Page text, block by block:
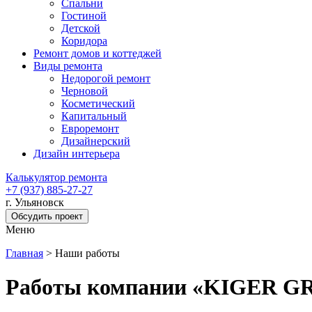
Спальни
Гостиной
Детской
Коридора
Ремонт домов и коттеджей
Виды ремонта
Недорогой ремонт
Черновой
Косметический
Капитальный
Евроремонт
Дизайнерский
Дизайн интерьера
Калькулятор ремонта
+7 (937) 885-27-27
г. Ульяновск
Обсудить проект
Меню
Главная > Наши работы
Работы компании «KIGER